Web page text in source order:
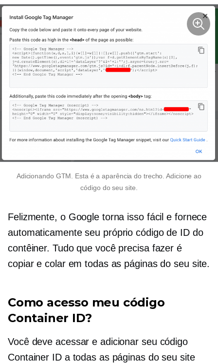
Adicionando GTM. Esta é a aparência do trecho. Adicione ao
código do seu site.
Felizmente, o Google torna isso fácil e fornece
automaticamente seu próprio código de ID do
contêiner. Tudo que você precisa fazer é
copiar e colar em todas as páginas do seu site.
Como acesso meu código
Container ID?
Você deve acessar e adicionar seu código
Container ID a todas as páginas do seu site